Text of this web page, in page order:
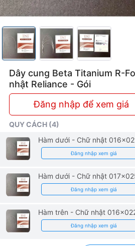
Dây cung Beta Titanium R-
nhật Reliance - Gói
Đăng nhập để xem giá
QUY CÁCH (4)
Hàm dưới - Chữ nhật
Đăng nhập xem giá
Hàm dưới - Chữ nhật
Đăng nhập xem giá
Hàm trên - Chữ nhật
Đăng nhập xem giá